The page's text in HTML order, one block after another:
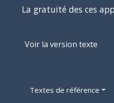
La gratuité des ces
Voir la version texte
Textes de référence